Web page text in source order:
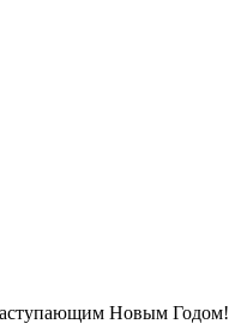
Новым Годом!